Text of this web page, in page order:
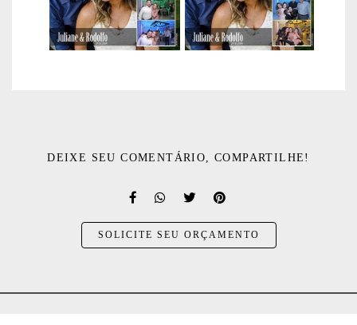
DEIXE SEU COMENTÁRIO, COMPARTILHE!
SOLICITE SEU ORÇAMENTO